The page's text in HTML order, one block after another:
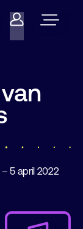
– 5 april 2022